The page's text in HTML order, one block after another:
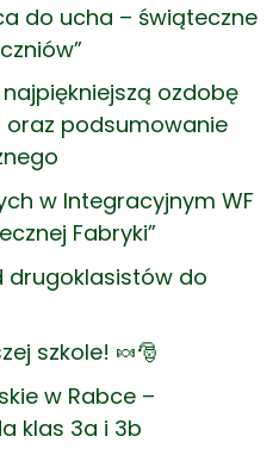
do ucha – świąteczne
ozdobę
podsumowanie
w Integracyjnym WF
Fabryki”
drugoklasistów do
szkole! 🍬🎅
w Rabce –
klas 3a i 3b